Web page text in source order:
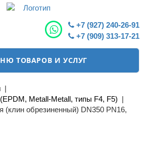
+7 (927) 240-26-91
+7 (909) 313-17-21
ТОВАРОВ И УСЛУГ
|
Metall-Metall, типы F4, F5) |
(клин обрезиненный) DN350 PN16,